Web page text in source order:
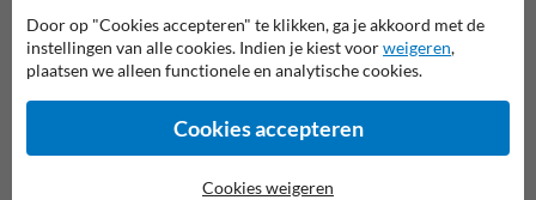
E-mailadres*
Telefoonnummer
Door op "Cookies accepteren" te klikken, ga je akkoord met de
instellingen van alle cookies. Indien je kiest voorweigeren,
plaatsen we alleen functionele en analytische cookies.
Cookies accepteren
Cookies weigeren